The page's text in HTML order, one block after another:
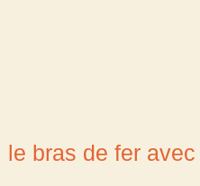
bras de fer